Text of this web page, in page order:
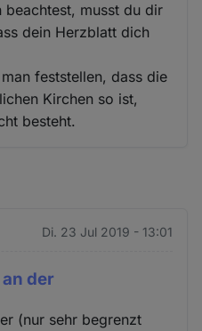
beachtest, musst du dir
dein Herzblatt dich
feststellen, dass die
Kirchen so ist,
besteht.
Di. 23 Jul 2019 - 13:01
der
(nur sehr begrenzt